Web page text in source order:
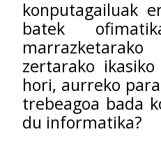
konputagailuak
batek
zertarako
hori, aurreko
trebeagoa bada
du informatika?